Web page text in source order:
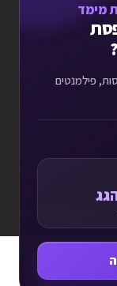
פילמנטים
כאן לעזור
ונחזור אליכם